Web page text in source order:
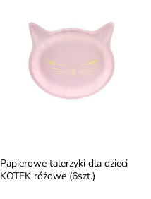
Papierowe talerzyki dla dzieci
KOTEK różowe (6szt.)